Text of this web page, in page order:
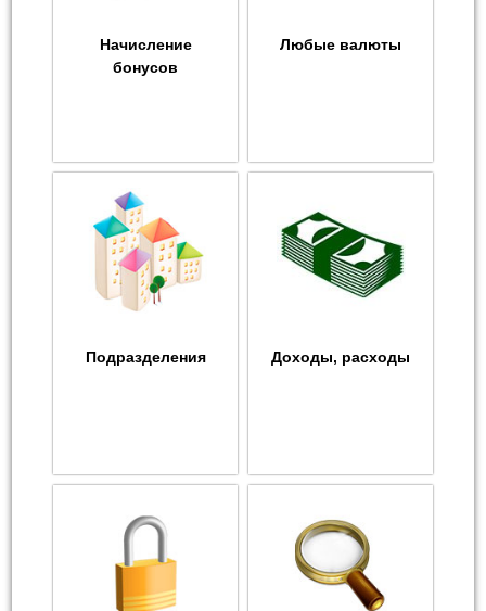
Начисление
бонусов
Любые валюты
Подразделения Доходы, расходы